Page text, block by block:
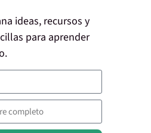
ideas, recursos y
para aprender